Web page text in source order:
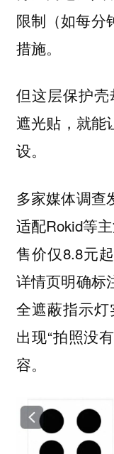
限制（如每分
措施。
但这层保护壳
遮光贴，就能
设。
多家媒体调查
适配Rokid等
售价仅8.8元
详情页明确标
全遮蔽指示灯
出现“拍照没
容。